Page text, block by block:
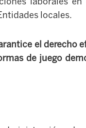
locales.
el derecho
de juego